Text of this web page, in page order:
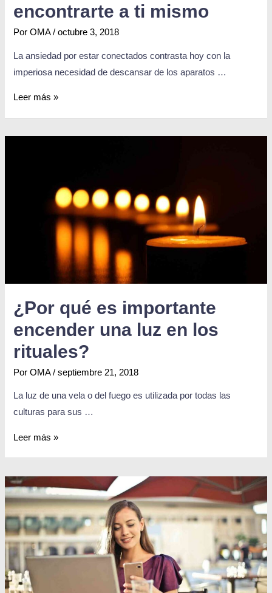
encontrarte a ti mismo
PorOMA /octubre 3, 2018
La ansiedad por estar conectados contrasta hoy con la
imperiosa necesidad de descansar de los aparatos …
Leer más »
¿Por qué es importante
encender una luz en los
rituales?
PorOMA /septiembre 21, 2018
La luz de una vela o del fuego es utilizada por todas las
culturas para sus …
Leer más »